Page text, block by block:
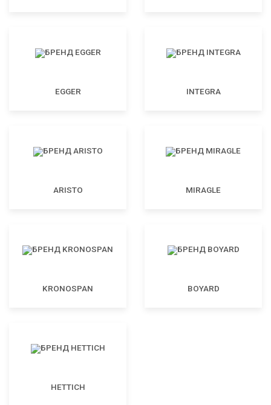
EGGER INTEGRA
ARISTO MIRAGLE
KRONOSPAN BOYARD
HETTICH